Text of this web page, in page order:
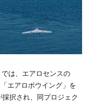
は、エアロセンスの
エアロボウイング」を
択され、同プロジェク